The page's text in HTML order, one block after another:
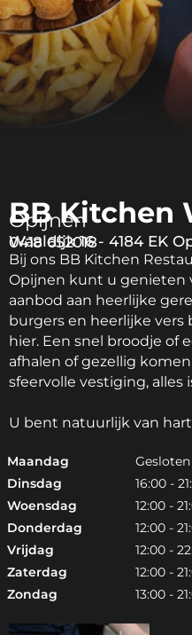
BB Kitchen
Opijnen
Waaldijk 16 - 4184 EK
0418 652018
Bij ons BB Kitchen
Opijnen kunt u genieten
aanbod aan heerlijke
burgers en heerlijke vers
hier. Een snel broodje of
afhalen of gezellig
sfeervolle vestiging, alles
U bent natuurlijk van
Maandag
Dinsdag
Woensdag
Donderdag
Vrijdag
Zaterdag
Zondag
Gesloten
16:00 -
12:00 -
12:00 -
12:00 -
12:00 -
13:00 -